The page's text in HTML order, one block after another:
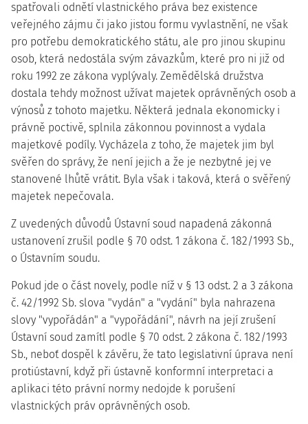
spatřovali odnětí vlastnického práva bez existence
veřejného zájmu či jako jistou formu vyvlastnění, ne však
pro potřebu demokratického státu, ale pro jinou skupinu
osob, která nedostála svým závazkům, které pro ni již od
roku 1992 ze zákona vyplývaly. Zemědělská družstva
dostala tehdy možnost užívat majetek oprávněných osob a
výnosů z tohoto majetku. Některá jednala ekonomicky i
právně poctivě, splnila zákonnou povinnost a vydala
majetkové podíly. Vycházela z toho, že majetek jim byl
svěřen do správy, že není jejich a že je nezbytné jej ve
stanovené lhůtě vrátit. Byla však i taková, která o svěřený
majetek nepečovala.
Z uvedených důvodů Ústavní soud napadená zákonná
ustanovení zrušil podle § 70 odst. 1 zákona č. 182/1993 Sb.,
o Ústavním soudu.
Pokud jde o část novely, podle níž v § 13 odst. 2 a 3 zákona
č. 42/1992 Sb. slova "vydán" a "vydání" byla nahrazena
slovy "vypořádán" a "vypořádání", návrh na její zrušení
Ústavní soud zamítl podle § 70 odst. 2 zákona č. 182/1993
Sb., neboť dospěl k závěru, že tato legislativní úprava není
protiústavní, když při ústavně konformní interpretaci a
aplikaci této právní normy nedojde k porušení
vlastnických práv oprávněných osob.